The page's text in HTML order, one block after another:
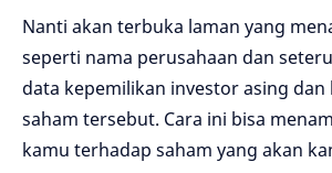
Nanti akan terbuka laman yang
seperti nama perusahaan dan
data kepemilikan investor asing dan
saham tersebut. Cara ini bisa
kamu terhadap saham yang akan